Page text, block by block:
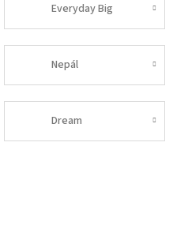
Everyday Big
Nepál
Dream